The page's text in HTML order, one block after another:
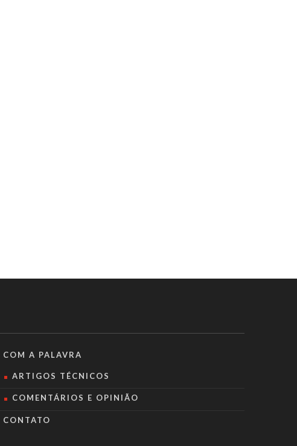
COM A PALAVRA
ARTIGOS TÉCNICOS
COMENTÁRIOS E OPINIÃO
CONTATO